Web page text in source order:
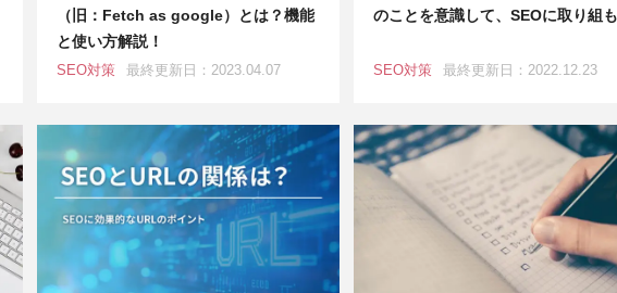
（旧：Fetch as google）とは？機能
と使い方解説！
SEO対策 最終更新日：2023.04.07
のことを意識して、SEOに取り組
SEO対策 最終更新日：2022.12.23